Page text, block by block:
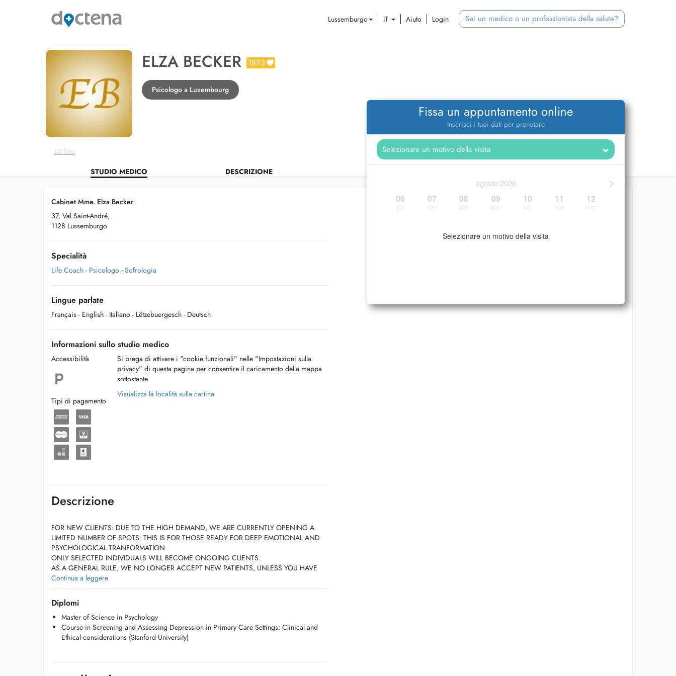
Lussemburgo IT Aiuto Login Sei un medico o un professionista della salute?
+2 foto
ELZA BECKER 1893
Psicologo a Luxembourg
STUDIO MEDICO DESCRIZIONE
Fissa un appuntamento online
Inserisci i tuoi dati per prenotare
>
agosto 2026
06 07 08 09 10 11 12
Selezionare un motivo della visita
Cabinet Mme. Elza Becker
37, Val Saint-André,
1128 Lussemburgo
Specialità
Life Coach - Psicologo - Sofrologia
Lingue parlate
Français - English - Italiano - Lëtzebuergesch - Deutsch
Informazioni sullo studio medico
Accessibilità
Tipi di pagamento
Si prega di attivare i "cookie funzionali" nelle "Impostazioni sulla
privacy" di questa pagina per consentire il caricamento della mappa
sottostante.
Visualizza la località sulla cartina
Descrizione
FOR NEW CLIENTS: DUE TO THE HIGH DEMAND, WE ARE CURRENTLY OPENING A
LIMITED NUMBER OF SPOTS. THIS IS FOR THOSE READY FOR DEEP EMOTIONAL AND
PSYCHOLOGICAL TRANFORMATION.
ONLY SELECTED INDIVIDUALS WILL BECOME ONGOING CLIENTS.
AS A GENERAL RULE, WE NO LONGER ACCEPT NEW PATIENTS, UNLESS YOU HAVE
AN EXCELLENT RECOMMENDATION BY AN ALREADY EXISTING PATIENT.
PLEASE PRIORITIZE EMAILING INSTEAD OF CALLING.
SESSIONS WILL TAKE PLACE IN THE OFFICE
Continua a leggere
Diplomi
Master of Science in Psychology
Course in Screening and Assessing Depression in Primary Care Settings: Clinical and
Ethical considerations (Stanford University)